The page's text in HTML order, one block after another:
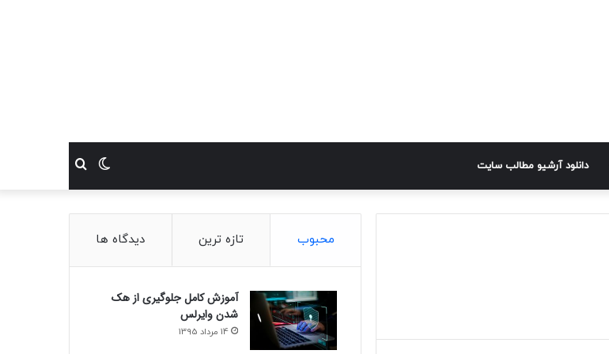
دانلود آرشیو مطالب سایت جستجو
برای
تغییر
پوسته
محبوب تازه ترین دیدگاه ها
آموزش کامل جلوگیری از هک
شدن وایرلس
14 مرداد 1395